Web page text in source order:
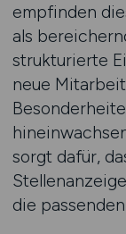
empfinden
als
strukturierte
neue
sorgt dafür,
die